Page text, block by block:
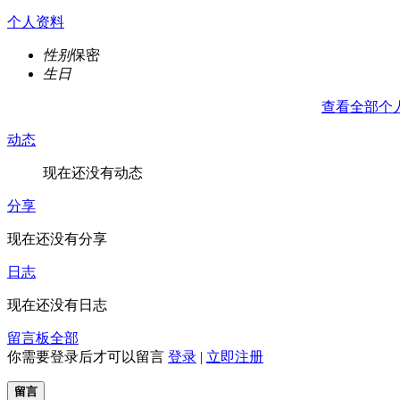
个人资料
性别保密
生日
查看全部个
动态
现在还没有动态
分享
现在还没有分享
日志
现在还没有日志
留言板全部
你需要登录后才可以留言 登录 | 立即注册
留言